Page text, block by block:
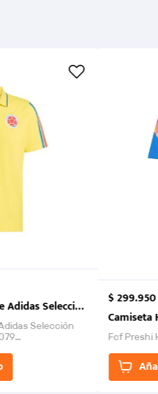
Selección Colombia FCF
Selección
$299.950
Camiseta
Fcf Preshi